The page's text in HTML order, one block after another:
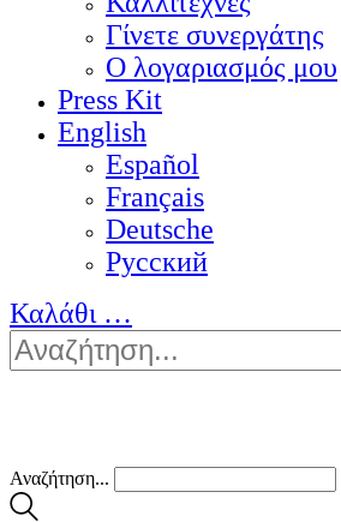
Γίνετε συνεργάτης
Ο λογαριασμός μου
Press Kit
English
Español
Français
Deutsche
Pусский
Καλάθι …
Αναζήτηση...